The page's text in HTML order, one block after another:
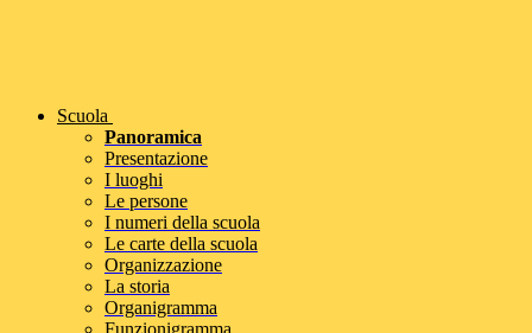
Scuola
Panoramica
Presentazione
I luoghi
Le persone
I numeri della scuola
Le carte della scuola
Organizzazione
La storia
Organigramma